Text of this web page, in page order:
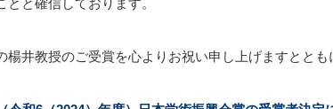
楊井教授のご受賞を心よりお祝い申し上げますとと